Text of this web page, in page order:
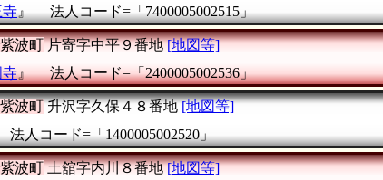
寺 』 法人コード=「7400005002515」
波町片寄字中平９番地 [地図等]
寺』 法人コード=「2400005002536」
波町升沢字久保４８番地 [地図等]
法人コード=「1400005002520」
波町土舘字内川８番地 [地図等]